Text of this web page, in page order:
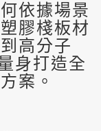
依據場景
膠棧板材
高分子
身打造全
案。